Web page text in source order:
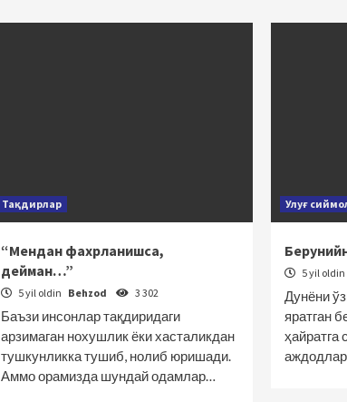
Тақдирлар
“Мендан фахрланишса,
дейман…”
5 yil oldin Behzod 3 302
Баъзи инсонлар тақдиридаги
арзимаган нохушлик ёки хасталикдан
тушкунликка тушиб, нолиб юришади.
Аммо орамизда шундай одамлар…
Улуғ
5 yil oldin
Дунёни
яратган
ҳайратга